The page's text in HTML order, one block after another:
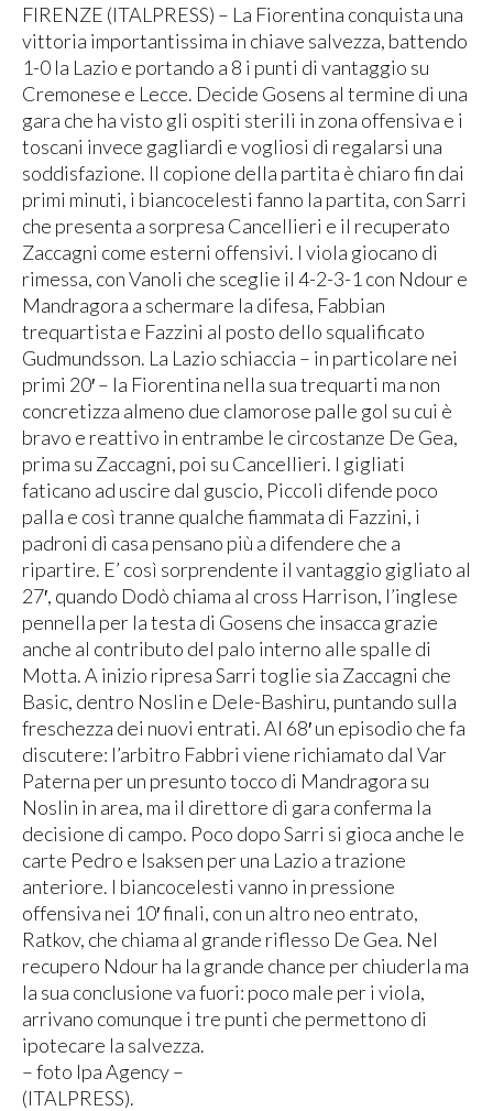
FIRENZE (ITALPRESS) – La Fiorentina conquista una
vittoria importantissima in chiave salvezza, battendo
1-0 la Lazio e portando a 8 i punti di vantaggio su
Cremonese e Lecce. Decide Gosens al termine di una
gara che ha visto gli ospiti sterili in zona offensiva e i
toscani invece gagliardi e vogliosi di regalarsi una
soddisfazione. Il copione della partita è chiaro fin dai
primi minuti, i biancocelesti fanno la partita, con Sarri
che presenta a sorpresa Cancellieri e il recuperato
Zaccagni come esterni offensivi. I viola giocano di
rimessa, con Vanoli che sceglie il 4-2-3-1 con Ndour e
Mandragora a schermare la difesa, Fabbian
trequartista e Fazzini al posto dello squalificato
Gudmundsson. La Lazio schiaccia – in particolare nei
primi 20′ – la Fiorentina nella sua trequarti ma non
concretizza almeno due clamorose palle gol su cui è
bravo e reattivo in entrambe le circostanze De Gea,
prima su Zaccagni, poi su Cancellieri. I gigliati
faticano ad uscire dal guscio, Piccoli difende poco
palla e così tranne qualche fiammata di Fazzini, i
padroni di casa pensano più a difendere che a
ripartire. E’ così sorprendente il vantaggio gigliato al
27′, quando Dodò chiama al cross Harrison, l’inglese
pennella per la testa di Gosens che insacca grazie
anche al contributo del palo interno alle spalle di
Motta. A inizio ripresa Sarri toglie sia Zaccagni che
Basic, dentro Noslin e Dele-Bashiru, puntando sulla
freschezza dei nuovi entrati. Al 68′ un episodio che fa
discutere: l’arbitro Fabbri viene richiamato dal Var
Paterna per un presunto tocco di Mandragora su
Noslin in area, ma il direttore di gara conferma la
decisione di campo. Poco dopo Sarri si gioca anche le
carte Pedro e Isaksen per una Lazio a trazione
anteriore. I biancocelesti vanno in pressione
offensiva nei 10′ finali, con un altro neo entrato,
Ratkov, che chiama al grande riflesso De Gea. Nel
recupero Ndour ha la grande chance per chiuderla ma
la sua conclusione va fuori: poco male per i viola,
arrivano comunque i tre punti che permettono di
ipotecare la salvezza.
– foto Ipa Agency –
(ITALPRESS).